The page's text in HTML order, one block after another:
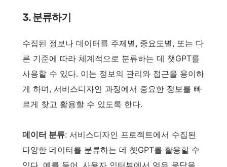
3. 분류하기
수집된 정보나 데이터를 주제별, 중요도별, 또는 다
른 기준에 따라 체계적으로 분류하는 데 챗GPT를
사용할 수 있다. 이는 정보의 관리와 접근을 용이하
게 하며, 서비스디자인 과정에서 중요한 정보를 빠
르게 찾고 활용할 수 있도록 한다.
데이터 분류: 서비스디자인 프로젝트에서 수집된
다양한 데이터를 분류하는 데 챗GPT를 활용할 수
있다. 예를 들어, 사용자 인터뷰에서 얻은 응답을